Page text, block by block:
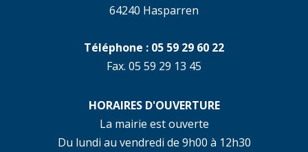
64240 Hasparren
Téléphone : 05 59 29 60 22
Fax. 05 59 29 13 45
HORAIRES D'OUVERTURE
La mairie est ouverte
Du lundi au vendredi de 9h00 à 12h30